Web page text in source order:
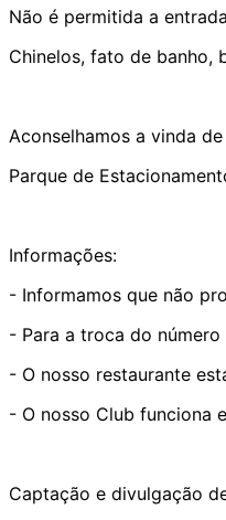
Não é permitida a
Chinelos, fato de banho,
Aconselhamos a vinda
Parque de
Informações:
- Informamos que não
- Para a troca do
- O nosso restaurante
- O nosso Club funciona
Captação e divulgação